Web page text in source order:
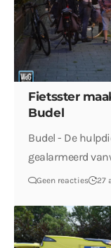
Fietsster
Budel
Budel - De
gealarmeerd
Geen reacties 27